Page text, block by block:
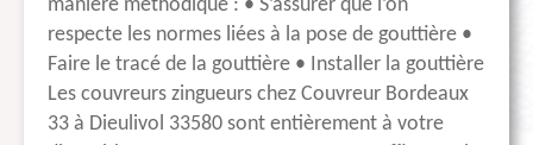
manière méthodique : • S’assurer que l’on
respecte les normes liées à la pose de gouttière •
Faire le tracé de la gouttière • Installer la gouttière
Les couvreurs zingueurs chez Couvreur Bordeaux
33 à Dieulivol 33580 sont entièrement à votre